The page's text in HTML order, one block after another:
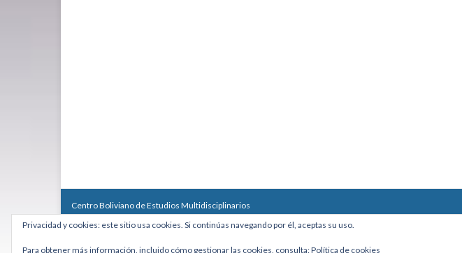
Centro Boliviano de Estudios Multidisciplinarios
Calle Macario Pinilla # 2588 esq. Av. Arce, Edificio Arcadia, Mezzanine, Of. 101 - La Paz, Bolivia
Teléfono: +591 2431818 - Celular: +591 73027636
Privacidad y cookies: este sitio usa cookies. Si continúas navegando por él, aceptas su uso.
Para obtener más información, incluido cómo gestionar las cookies, consulta:Política de cookies